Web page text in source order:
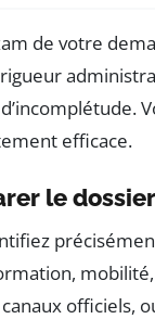
de votre
efficace.
le dossier
officiels,